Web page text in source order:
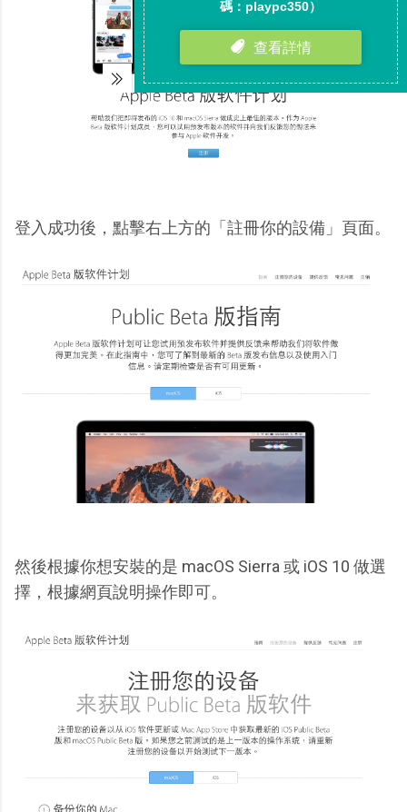
登入成功後，點擊右上方的「註冊你的設備」頁面。
然後根據你想安裝的是 macOS Sierra 或 iOS 10 做選
擇，根據網頁說明操作即可。